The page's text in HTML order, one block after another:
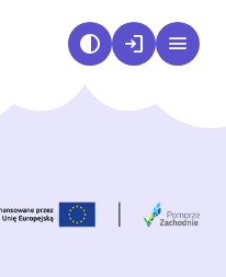
contrast login menu